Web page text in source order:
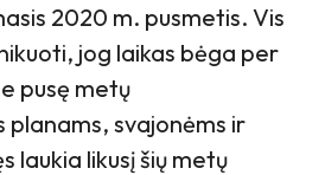
2020 m. pusmetis. Vis
jog laikas bėga per
pusę metų
svajonėms ir
laukia likusį šių metų